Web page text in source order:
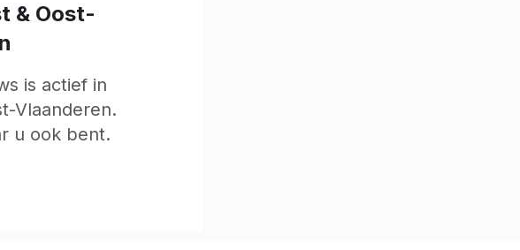
& Oost-
is actief in
Vlaanderen.
u ook bent.